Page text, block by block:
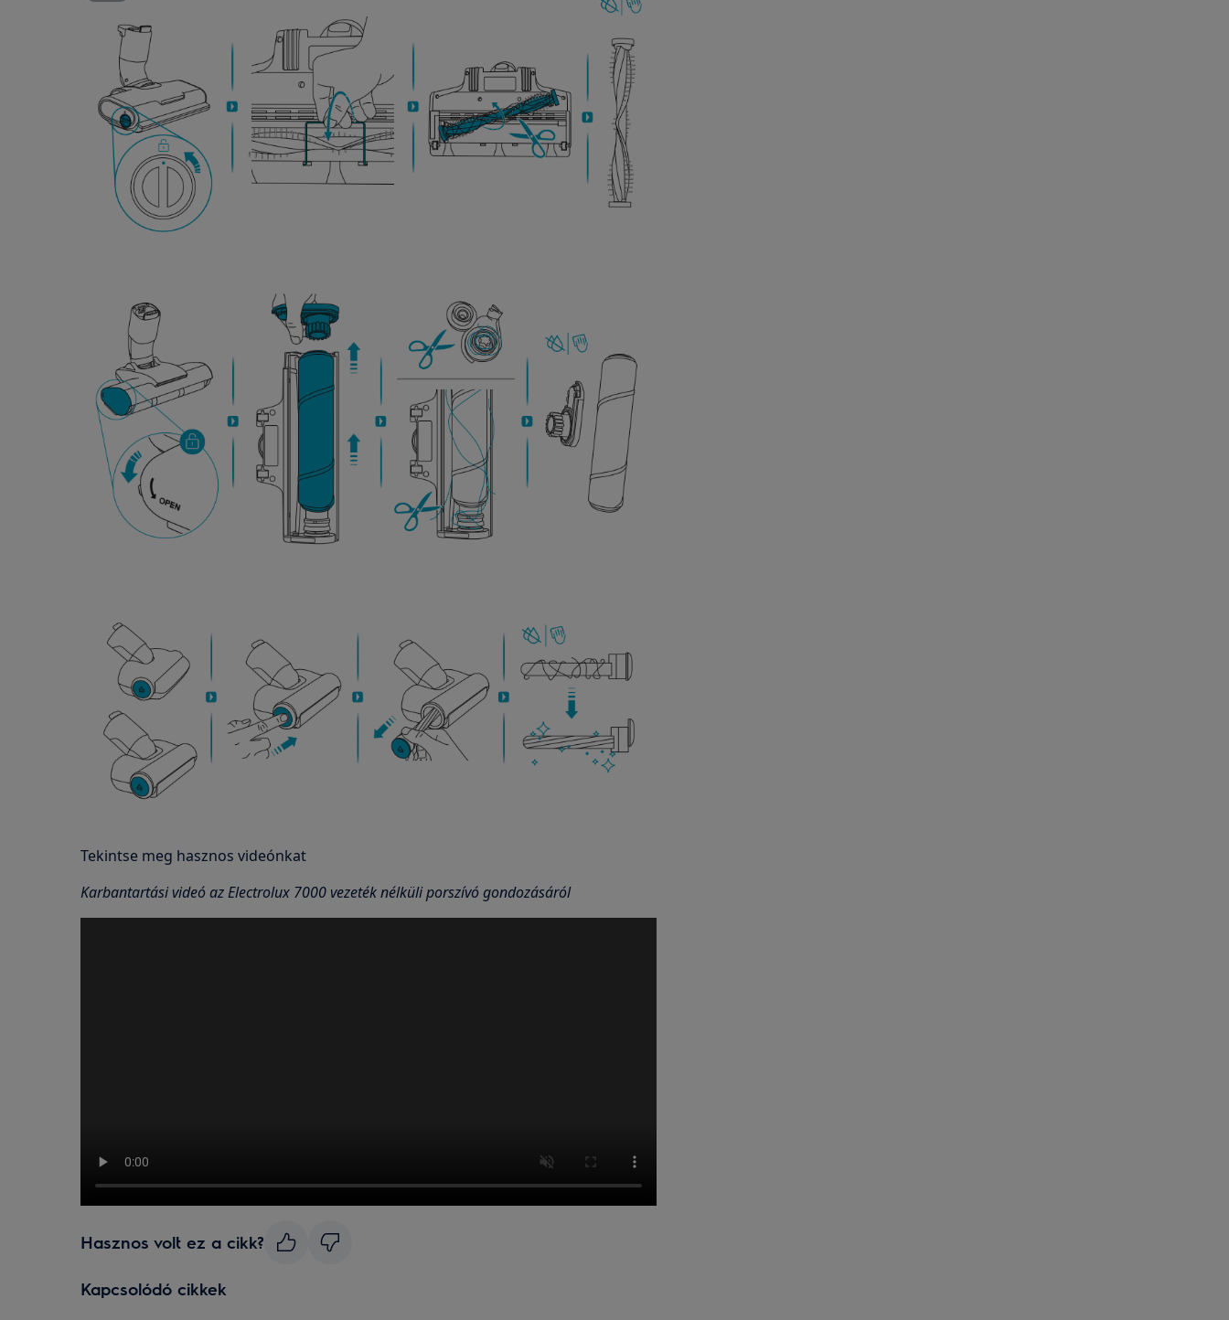
Tekintse meg hasznos videónkat
Karbantartási videó az Electrolux 7000 vezeték nélküli porszívó gondozásáról
Hasznos volt ez a cikk?
Kapcsolódó cikkek